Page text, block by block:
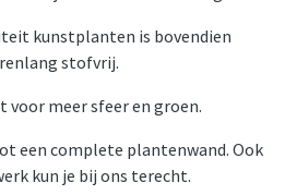
kunstplanten is bovendien
stofvrij.
voor meer sfeer en groen.
een complete plantenwand. Ook
kun je bij ons terecht.